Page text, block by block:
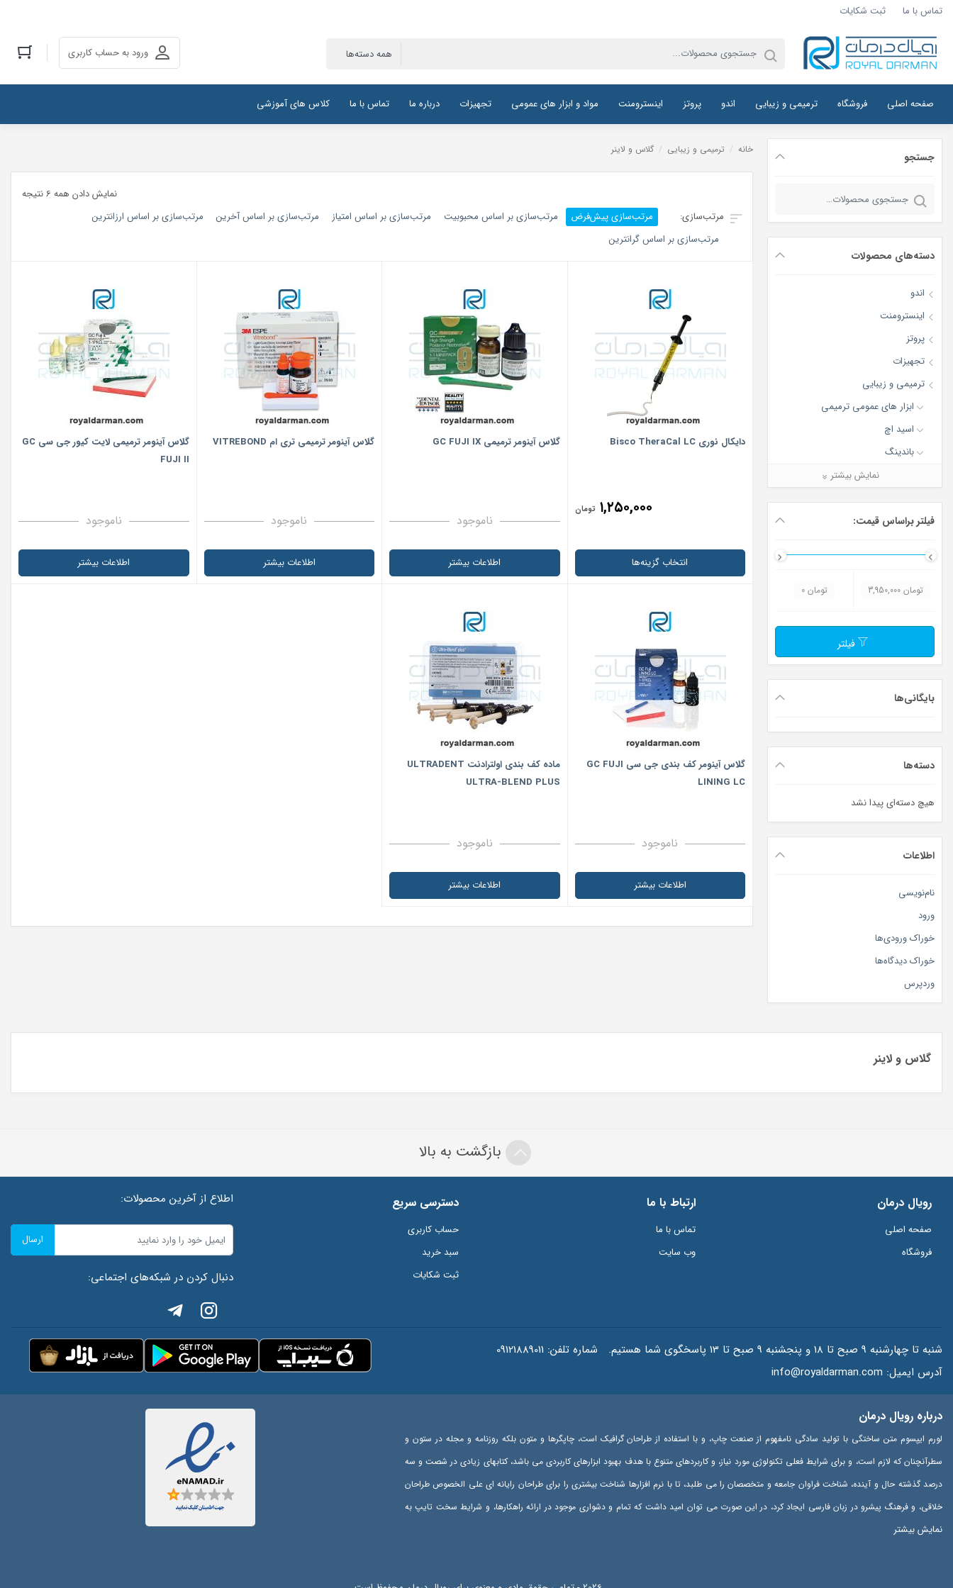
تماس با ما ثبت شکایات
ورود به حساب کاربری
صفحه اصلی فروشگاه ترمیمی و زیبایی اندو پروتز اینسترومنت مواد و ابزار های عمومی تجهیزات درباره ما تماس با ما کلاس های آموزشی
جستجو
جستجو
دسته‌های محصولات
اندو
اینسترومنت
پروتز
تجهیزات
ترمیمی و زیبایی
ابزار های عمومی ترمیمی
اسید اچ
باندینگ
عکسبرداری
گلاس آینومر ترمیمی
سایر محصولات
مواد و ابزار های عمومی دندانپزشکی
نمایش بیشتر
فیلتر براساس قیمت:
0 تومان 3,950,000 تومان
فیلتر
بایگانی‌ها
دسته‌ها
هیچ دسته‌ای پیدا نشد
اطلاعات
نام‌نویسی
ورود
خوراک ورودی‌ها
خوراک دیدگاه‌ها
وردپرس
خانه / ترمیمی و زیبایی / گلاس و لاینر
نمایش دادن همه 6 نتیجه
مرتب‌سازی پیش‌فرض
مرتب‌سازی بر اساس محبوبیت مرتب‌سازی بر اساس امتیاز مرتب‌سازی بر اساس آخرین
مرتب‌سازی بر اساس ارزانترین
مرتب‌سازی بر اساس گرانترین
دایکال نوری Bisco TheraCal LC
۱,۲۵۰,۰۰۰ تومان
انتخاب گزینه‌ها
گلاس آینومر ترمیمی GC FUJI IX
ناموجود
اطلاعات بیشتر
گلاس آینومر ترمیمی تری ام VITREBOND
ناموجود
اطلاعات بیشتر
گلاس آینومر ترمیمی لایت کیور جی سی GC
FUJI II
ناموجود
اطلاعات بیشتر
گلاس آینومر کف بندی جی سی GC FUJI
LINING LC
ناموجود
اطلاعات بیشتر
ماده کف بندی اولترادنت ULTRADENT
ULTRA-BLEND PLUS
ناموجود
اطلاعات بیشتر
گلاس و لاینر
بازگشت به بالا
رویال درمان
صفحه اصلی
فروشگاه
ارتباط با ما
تماس با ما
وب سایت
دسترسی سریع
حساب کاربری
سبد خرید
ثبت شکایات
اطلاع از آخرین محصولات:
ارسال
دنبال کردن در شبکه‌های اجتماعی:
شنبه تا چهارشنبه 9 صبح تا 18 و پنجشنبه 9 صبح تا 13 پاسخگوی شما هستیم. شماره تلفن: 09121889011
آدرس ایمیل: info@royaldarman.com
درباره رویال درمان
لورم ایپسوم متن ساختگی با تولید سادگی نامفهوم از صنعت چاپ، و با استفاده از طراحان گرافیک است، چاپگرها و متون بلکه روزنامه و مجله در ستون و
سطرآنچنان که لازم است، و برای شرایط فعلی تکنولوژی مورد نیاز، و کاربردهای متنوع با هدف بهبود ابزارهای کاربردی می باشد، کتابهای زیادی در شصت و سه
درصد گذشته حال و آینده، شناخت فراوان جامعه و متخصصان را می طلبد، تا با نرم افزارها شناخت بیشتری را برای طراحان رایانه ای علی الخصوص طراحان
خلاقی، و فرهنگ پیشرو در زبان فارسی ایجاد کرد، در این صورت می توان امید داشت که تمام و دشواری موجود در ارائه راهکارها، و شرایط سخت تایپ به
پایان رسد و زمان مورد نیاز شامل حروفچینی دستاوردهای اصلی، و جوابگوی سوالات پیوسته اهل دنیای موجود طراحی اساسا مورد استفاده قرار گیرد.
نمایش بیشتر